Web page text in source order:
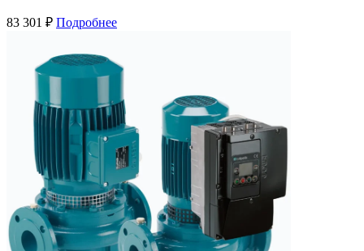
83 301 ₽ Подробнее